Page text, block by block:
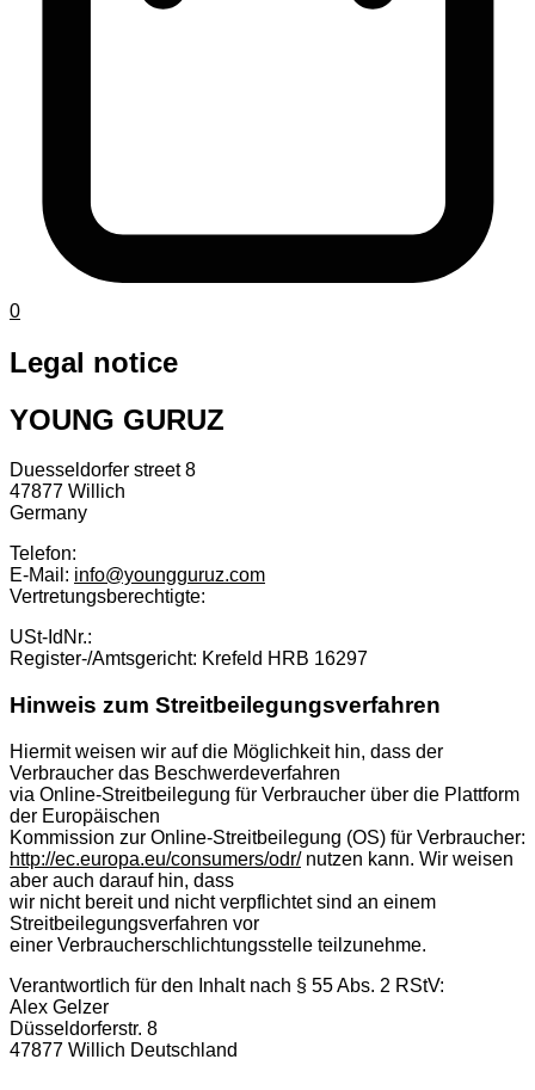
0
Legal notice
YOUNG GURUZ
Duesseldorfer street 8
47877 Willich
Germany
Telefon:
E-Mail: info@youngguruz.com
Vertretungsberechtigte:
USt-IdNr.:
Register-/Amtsgericht: Krefeld HRB 16297
Hinweis zum Streitbeilegungsverfahren
Hiermit weisen wir auf die Möglichkeit hin, dass der
Verbraucher das Beschwerdeverfahren
via Online-Streitbeilegung für Verbraucher über die Plattform
der Europäischen
Kommission zur Online-Streitbeilegung (OS) für Verbraucher:
http://ec.europa.eu/consumers/odr/nutzen kann. Wir weisen
aber auch darauf hin, dass
wir nicht bereit und nicht verpflichtet sind an einem
Streitbeilegungsverfahren vor
einer Verbraucherschlichtungsstelle teilzunehme.
Verantwortlich für den Inhalt nach § 55 Abs. 2 RStV:
Alex Gelzer
Düsseldorferstr. 8
47877 Willich Deutschland